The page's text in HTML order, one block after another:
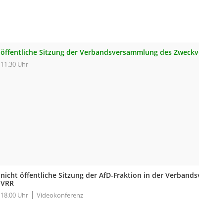
öffentliche Sitzung der Verbandsversammlung des
11:30 Uhr
nicht öffentliche Sitzung der AfD-Fraktion in der
VRR
18:00 Uhr Videokonferenz